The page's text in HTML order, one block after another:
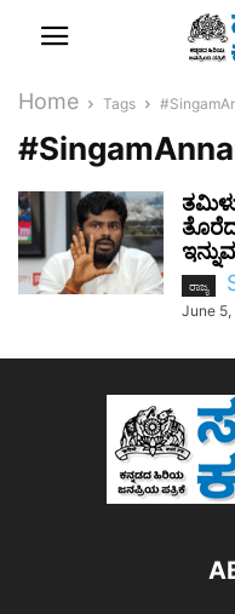
Home Tags
ರಾಜ್ಯ
June